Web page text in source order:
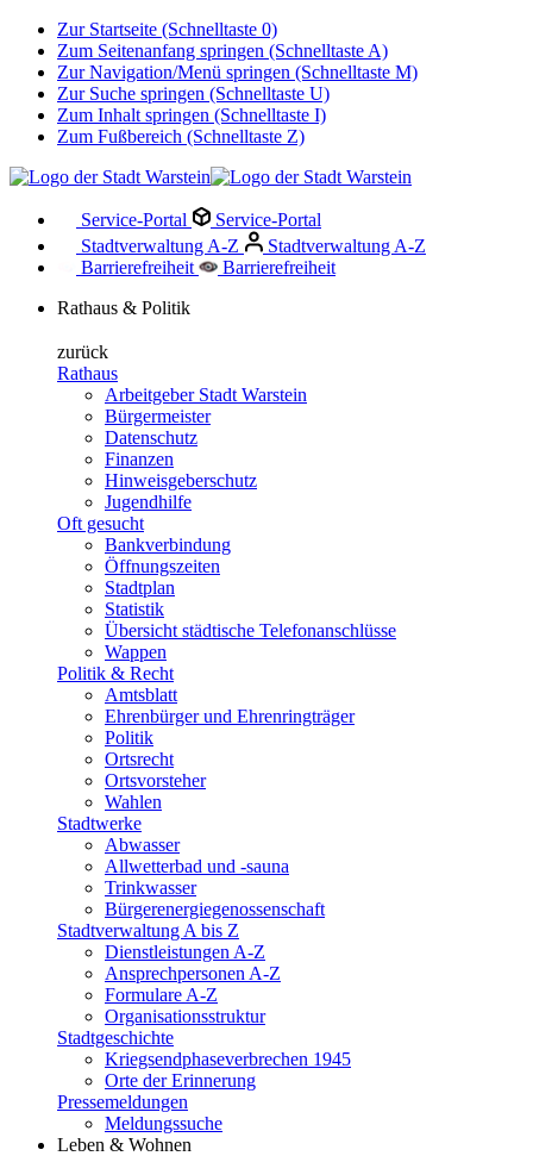
Zur Startseite (Schnelltaste 0)
Zum Seitenanfang springen (Schnelltaste A)
Zur Navigation/Menü springen (Schnelltaste M)
Zur Suche springen (Schnelltaste U)
Zum Inhalt springen (Schnelltaste I)
Zum Fußbereich (Schnelltaste Z)
Service-Portal
Service-Portal
Stadtverwaltung A-Z
Stadtverwaltung A-Z
Barrierefreiheit
Barrierefreiheit
Rathaus & Politik
zurück
Rathaus
Arbeitgeber Stadt Warstein
Bürgermeister
Datenschutz
Finanzen
Hinweisgeberschutz
Jugendhilfe
Oft gesucht
Bankverbindung
Öffnungszeiten
Stadtplan
Statistik
Übersicht städtische Telefonanschlüsse
Wappen
Politik & Recht
Amtsblatt
Ehrenbürger und Ehrenringträger
Politik
Ortsrecht
Ortsvorsteher
Wahlen
Stadtwerke
Abwasser
Allwetterbad und -sauna
Trinkwasser
Bürgerenergiegenossenschaft
Stadtverwaltung A bis Z
Dienstleistungen A-Z
Ansprechpersonen A-Z
Formulare A-Z
Organisationsstruktur
Stadtgeschichte
Kriegsendphaseverbrechen 1945
Orte der Erinnerung
Pressemeldungen
Meldungssuche
Leben & Wohnen